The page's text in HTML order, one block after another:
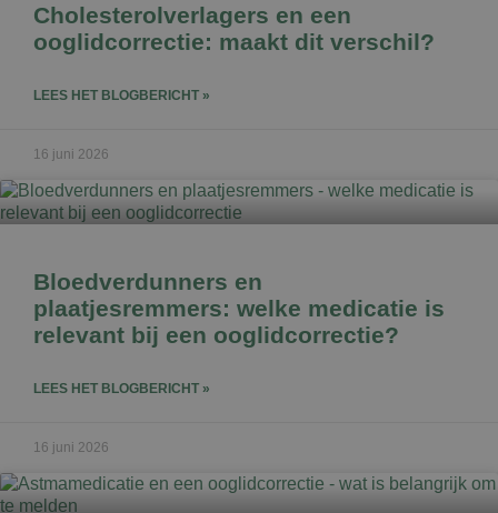
Cholesterolverlagers en een
ooglidcorrectie: maakt dit verschil?
LEES HET BLOGBERICHT »
16 juni 2026
Bloedverdunners en
plaatjesremmers: welke medicatie is
relevant bij een ooglidcorrectie?
LEES HET BLOGBERICHT »
16 juni 2026